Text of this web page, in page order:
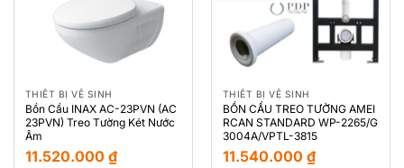
THIẾT BỊ VỆ SINH
Bồn Cầu INAX AC-23PVN (AC
23PVN) Treo Tường Két Nước
Âm
11.520.000 ₫
THIẾT BỊ VỆ SINH
BỒN CẦU TREO TƯỜNG AMEI
RCAN STANDARD WP-2265/G
3004A/VPTL-3815
11.540.000 ₫